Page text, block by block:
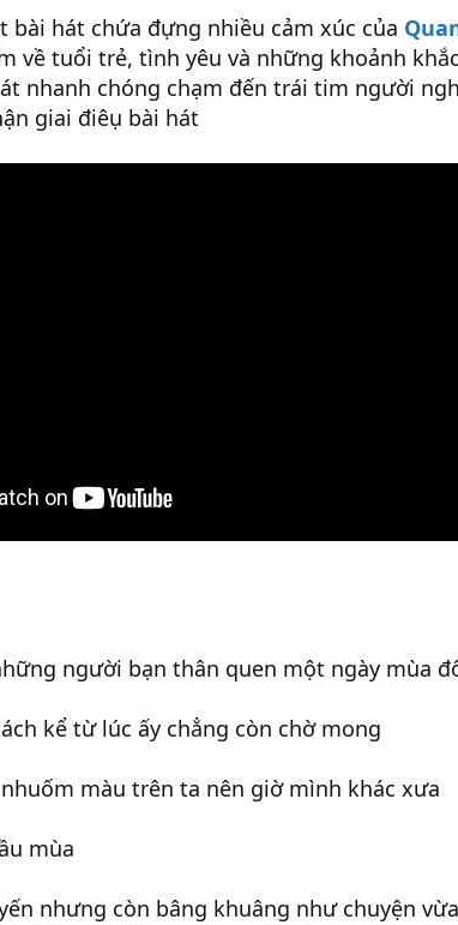
bài hát chứa đựng nhiều cảm xúc của
về tuổi trẻ, tình yêu và những khoảnh
nhanh chóng chạm đến trái tim người
giai điêụ bài hát
người bạn thân quen một ngày mùa
kể từ lúc ấy chẳng còn chờ mong
màu trên ta nên giờ mình khác xưa
mùa
nhưng còn bâng khuâng như chuyện